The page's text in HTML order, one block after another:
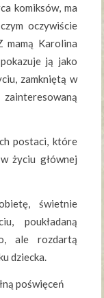
komiksów, ma
oczywiście
mamą Karolina
ją jako
zamkniętą w
postaci, które
życiu głównej
świetnie
poukładaną
ale rozdartą
dziecka.
poświęceń